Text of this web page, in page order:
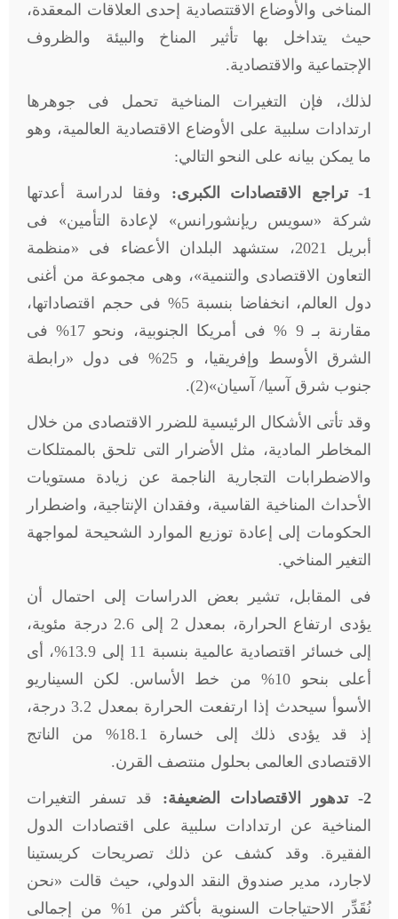
المناخى والأوضاع الاقتتصادية إحدى العلاقات المعقدة،
حيث يتداخل بها تأثير المناخ والبيئة والظروف
الإجتماعية والاقتصادية.
لذلك، فإن التغيرات المناخية تحمل فى جوهرها
ارتدادات سلبية على الأوضاع الاقتصادية العالمية، وهو
ما يمكن بيانه على النحو التالي:
1
- تراجع الاقتصادات الكبرى: وفقا لدراسة أعدتها
شركة «سويس ريإنشورانس» لإعادة التأمين» فى
أبريل 2021، ستشهد البلدان الأعضاء فى «منظمة
التعاون الاقتصادى والتنمية»، وهى مجموعة من أغنى
دول العالم، انخفاضا بنسبة 5% فى حجم اقتصاداتها،
مقارنة بـ 9 % فى أمريكا الجنوبية، ونحو 17% فى
الشرق الأوسط وإفريقيا، و 25% فى دول «رابطة
جنوب شرق آسيا/ آسيان»(2).
وقد تأتى الأشكال الرئيسية للضرر الاقتصادى من خلال
المخاطر المادية، مثل الأضرار التى تلحق بالممتلكات
والاضطرابات التجارية الناجمة عن زيادة مستويات
الأحداث المناخية القاسية، وفقدان الإنتاجية، واضطرار
الحكومات إلى إعادة توزيع الموارد الشحيحة لمواجهة
التغير المناخي.
فى المقابل، تشير بعض الدراسات إلى احتمال أن
يؤدى ارتفاع الحرارة، بمعدل 2 إلى 2.6 درجة مئوية،
إلى خسائر اقتصادية عالمية بنسبة 11 إلى 13.9%، أى
أعلى بنحو 10% من خط الأساس. لكن السيناريو
الأسوأ سيحدث إذا ارتفعت الحرارة بمعدل 3.2 درجة،
إذ قد يؤدى ذلك إلى خسارة 18.1% من الناتج
الاقتصادى العالمى بحلول منتصف القرن.
2- تدهور الاقتصادات الضعيفة:
قد تسفر التغيرات
المناخية عن ارتدادات سلبية على اقتصادات الدول
الفقيرة. وقد كشف عن ذلك تصريحات كريستينا
لاجارد، مدير صندوق النقد الدولي، حيث قالت «نحن
نُقَدِّر الاحتياجات السنوية بأكثر من 1% من إجمالى